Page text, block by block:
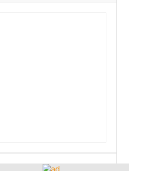
घिसिङको म्यासेज
यात्रीको सचेतनामूलक र्‍याली